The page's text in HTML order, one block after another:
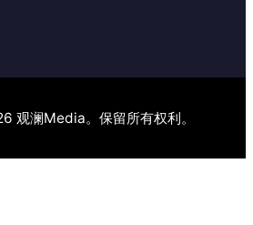
观澜Media。保留所有权利。